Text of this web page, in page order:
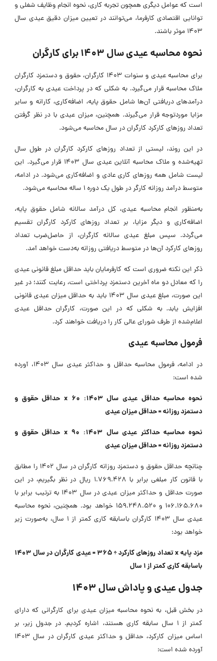
که عوامل دیگری همچون تجربه کاری، نحوه انجام وظایف شغلی و
اقتصادی کارفرما، می‌توانند در تعیین میزان دقیق عیدی سال
محاسبه عیدی سال 1403 برای کارگران
برای محاسبه عیدی و سنوات 1403 کارگران، حقوق و دستمزد کارگران
محاسبه قرار می‌گیرد. به شکلی که در پرداخت عیدی به کارگران،
دریافتی آن‌ها شامل حقوق پایه، اضافه‌کاری، کارانه و سایر
موردتوجه قرار می‌گیرند. همچنین، میزان عیدی با در نظر گرفتن
روزهای کارکرد کارگران در سال محاسبه می‌شود.
این روند، لیستی از تعداد روزهای کارکرد کارگران در طول سال
تهیه‌شده و ملاک محاسبه آنلاین عیدی سال 1403 قرار می‌گیرد. این
شامل همه ‌روزهای کاری عادی و اضافه‌کاری می‌شود. در ادامه،
درآمد روزانه کارگر در طول یک دوره 1 ساله محاسبه می‌شود.
انجام محاسبه عیدی، کل درآمد سالانه شامل حقوق پایه،
و دیگر مزایا، بر تعداد روزهای کارکرد کارگران تقسیم
سپس مبلغ عیدی سالانه کارگران، از حاصل‌ضرب تعداد
کارکرد آن‌ها در متوسط دریافتی روزانه به‌دست خواهد آمد.
این نکته ضروری است که کارفرمایان باید حداقل مبلغ قانونی عیدی
که معادل دو ماه آخرین دستمزد پرداختی است، رعایت کنند؛ در غیر
این صورت، مبلغ عیدی سال 1403 باید به حداقل میزان عیدی قانونی
یابد. به شکلی که در این صورت، کارگران حداقل عیدی
از طرف شورای عالی کار را دریافت خواهند کرد.
محاسبه عیدی
در ادامه، فرمول محاسبه حداقل و حداکثر عیدی سال 1403، آورده
است:
نحوه محاسبه حداقل عیدی سال 1403: 60 x حداقل حقوق و
روزانه = حداقل میزان عیدی
نحوه محاسبه حداکثر عیدی سال 1403: 90 x حداقل حقوق و
روزانه = حداقل میزان عیدی
چنانچه حداقل حقوق و دستمزد روزانه کارگران در سال 1402 را مطابق
با قانون کار مبلغی برابر با 1.769.428 ریال در نظر بگیریم، در این
صورت حداقل و حداکثر میزان عیدی در سال 1403 به ترتیب برابر با
106.165.680 و 159.248.520 خواهد بود. همچنین، نحوه محاسبه
عیدی سال 1403 کارگران باسابقه کاری کمتر از 1 سال، به‌صورت زیر
بود:
مزد پایه x تعداد روزهای کارکرد ÷ 365 = عیدی کارگران در سال 1403
کاری کمتر از 1 سال
عیدی و پاداش سال 1403
بخش قبل، به نحوه محاسبه میزان عیدی برای کارگرانی که دارای
کمتر از 1 سال سابقه کاری هستند، اشاره کردیم. در جدول زیر، بر
اساس میزان کارکرد، حداقل و حداکثر عیدی کارگران در سال 1403
شده است: